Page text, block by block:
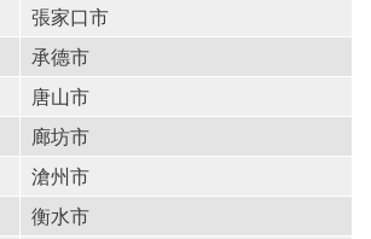
張家口市
承德市
唐山市
廊坊市
滄州市
衡水市